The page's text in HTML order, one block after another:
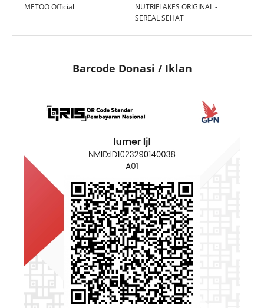
METOO Official
NUTRIFLAKES ORIGINAL -
SEREAL SEHAT
Barcode Donasi / Iklan